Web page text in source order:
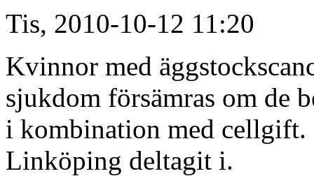
Tis, 2010-10-12 11:20
Kvinnor med
sjukdom försämras om de
i kombination med cellgift.
Linköping deltagit i.